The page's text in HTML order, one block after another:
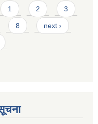
1 2 3
8 next ›